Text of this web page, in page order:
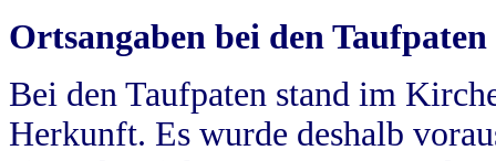
Ortsangaben bei den Taufpaten
Bei den Taufpaten stand im
Herkunft. Es wurde deshalb